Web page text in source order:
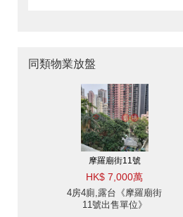
同類物業放盤
摩羅廟街11號
HK$ 7,000萬
4房4廁,露台《摩羅廟街
11號出售單位》